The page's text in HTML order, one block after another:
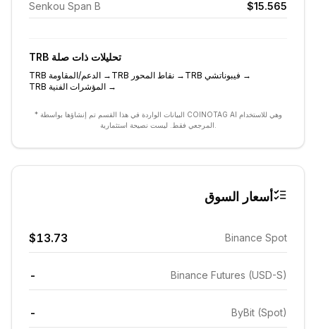
Senkou Span B $15.565
TRB تحليلات ذات صلة
TRB الدعم/المقاومة → TRB نقاط المحور → TRB فيبوناتشي →
TRB المؤشرات الفنية →
* البيانات الواردة في هذا القسم تم إنشاؤها بواسطة COINOTAG AI وهي للاستخدام
أسعار السوق
Binance Spot
$13.73
Binance Futures (USD-S)
-
ByBit (Spot)
-